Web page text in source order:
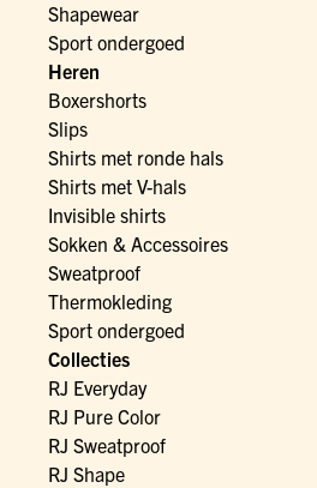
Shapewear
Sport ondergoed
Heren
Boxershorts
Slips
Shirts met ronde hals
Shirts met V-hals
Invisible shirts
Sokken & Accessoires
Sweatproof
Thermokleding
Sport ondergoed
Collecties
RJ Everyday
RJ Pure Color
RJ Sweatproof
RJ Shape